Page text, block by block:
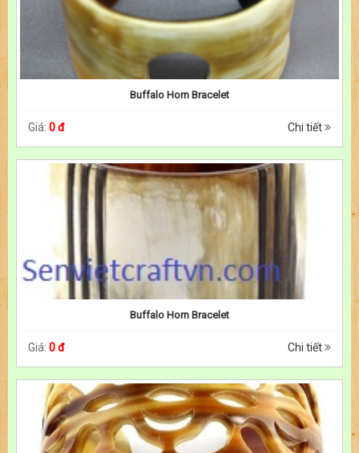
Buffalo Horn Bracelet
Giá: 0 đ Chi tiết
Buffalo Horn Bracelet
Giá: 0 đ Chi tiết